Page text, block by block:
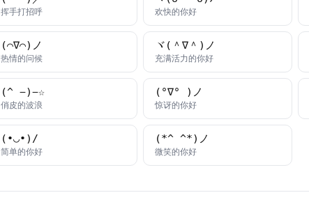
挥手打招呼颜文字 欢快的你好颜文字
(⌒∇⌒)ノ
热情的问候颜文字
ヾ(＾∇＾)ノ
充满活力的你好颜文字
(^_−)−☆
俏皮的波浪颜文字
(°∇° )ノ
惊讶的你好颜文字
(•◡•)/
简单的你好颜文字
(*^_^*)ノ
微笑的你好颜文字